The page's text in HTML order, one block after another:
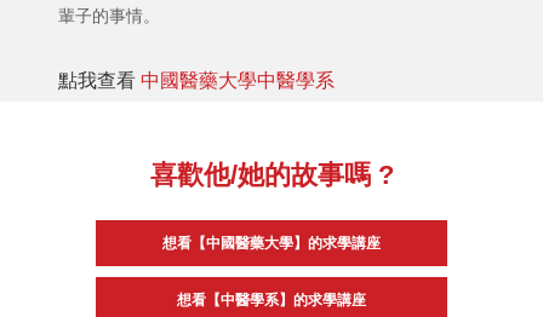
輩子的事情。
點我查看 中國醫藥大學中醫學系
喜歡他/她的故事嗎 ?
想看【中國醫藥大學】的求學講座
想看【中醫學系】的求學講座